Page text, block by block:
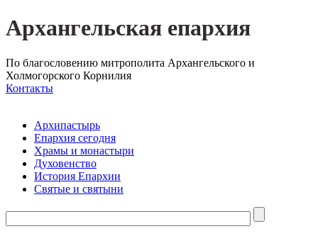
Архангельская епархия
По благословению митрополита Архангельского и
Холмогорского Корнилия
Контакты
Архипастырь
Епархия сегодня
Храмы и монастыри
Духовенство
История Епархии
Святые и святыни